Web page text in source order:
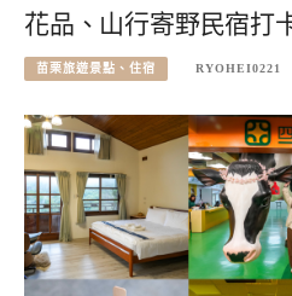
花品、山行寄野民宿打
苗栗旅遊景點、住宿 RYOHEI0221